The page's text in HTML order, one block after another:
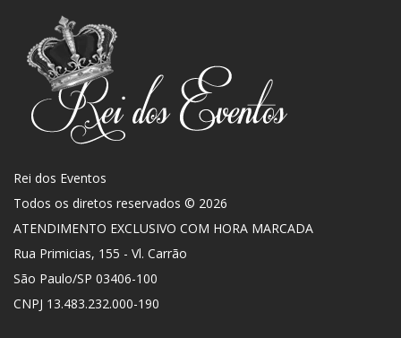
Rei dos Eventos
Todos os diretos reservados © 2026
ATENDIMENTO EXCLUSIVO COM HORA MARCADA
Rua Primicias, 155 - Vl. Carrão
São Paulo/SP 03406-100
CNPJ 13.483.232.000-190